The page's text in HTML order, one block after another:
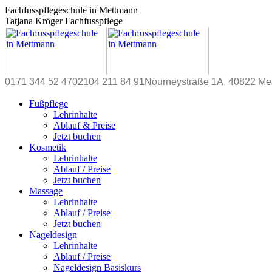
Zum
Inhalt
springen
Fachfusspflegeschule in Mettmann
Tatjana Kröger Fachfusspflege
0171 344 52 4702104 211 84 91Nourneystraße 1A, 40822
page
window
page
window
Fußpflege
Lehrinhalte
Ablauf & Preise
Jetzt buchen
Kosmetik
Lehrinhalte
Ablauf / Preise
Jetzt buchen
Massage
Lehrinhalte
Ablauf / Preise
Jetzt buchen
Nageldesign
Lehrinhalte
Ablauf / Preise
Nageldesign Basiskurs